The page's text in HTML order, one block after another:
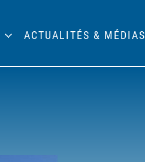
ACTUALITÉS & MÉDIAS